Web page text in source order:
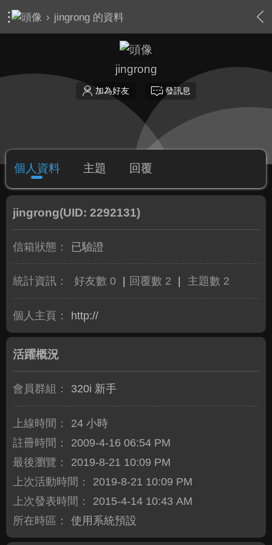
› jingrong 的資料
jingrong
加為好友 發訊息
個人資料 主題 回覆
jingrong(UID: 2292131)
信箱狀態： 已驗證
統計資訊： 好友數 0 回覆數 2 主題數 2
個人主頁： http://
活躍概況
會員群組： 320i 新手
上線時間：
24 小時
註冊時間：
2009-4-16 06:54 PM
最後瀏覽：
2019-8-21 10:09 PM
上次活動時間：
2019-8-21 10:09 PM
上次發表時間：
2015-4-14 10:43 AM
所在時區：
使用系統預設